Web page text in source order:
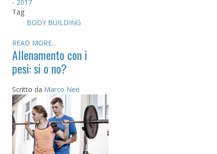
- 2017
Tag
BODY BUILDING
READ MORE...
Allenamento con i
pesi: si o no?
Scritto da Marco Neri